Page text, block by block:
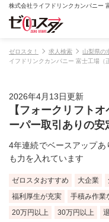
ゼロスタ！ 求人検索 山梨県の
イフドリンクカンパニー 富士工場（
2026年4月13日更新
【フォークリフト
ーパー取引ありの
4年連続でベースアップあ
も力を入れています
ゼロスタおすすめ 大企業
福利厚生が充実
手積み作業
20万円以上
30万円以上